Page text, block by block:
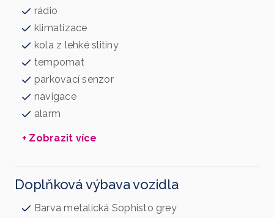
rádio
klimatizace
kola z lehké slitiny
tempomat
parkovací senzor
navigace
alarm
+ Zobrazit více
Doplňková výbava vozidla
Barva metalická Sophisto grey